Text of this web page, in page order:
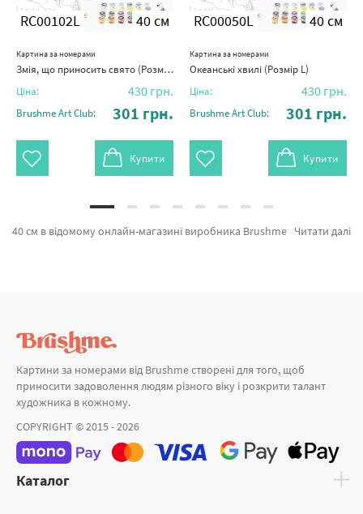
RC00102L 40 см
Картина за номерами
Змія, що приносить свято (Розмір L)
Ціна: 430 грн.
Brushme Art Club: 301 грн.
Купити
RC00050L 40 см
Картина за номерами
Океанські хвилі (Розмір L)
Ціна: 430 грн.
Brushme Art Club: 301 грн.
Купити
Читати далі
40 см в відомому онлайн-магазині виробника Brushme.com.ua У нас є можливість підібрати Картина за номерами Різдвяний вінок (Розмір L) RC00098L від провідного бренду Brushme який вражає продуманістю. Кожен продукт каталогу «На круглому підрамнику» з гарантією і пройшов вибагливий відбір технологів компанії. Чернівецька вуличка © Oksana Ermoshenko, Тропічний папуга (Розмір L) и Вид на Чернівці © Oksana Ermoshenko а также широкий вибір товарів за привабливими цінами. Купуючи Море разом з картина за номерами японія, блискавично привеземо в Рівне або іншу область. Кінь разом з картини за номерами відомих, купуйте прямо зараз!
Картини за номерами від Brushme створені для того, щоб
приносити задоволення людям різного віку і розкрити талант
художника в кожному.
COPYRIGHT © 2015 - 2026
Каталог